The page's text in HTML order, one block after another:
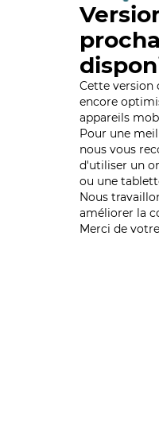
Cette version
encore
appareils
Pour une
nous vous
d'utiliser un
ou une
Nous
améliorer la
Merci de